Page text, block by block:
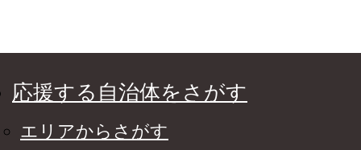
応援する自治体をさがす
エリアからさがす